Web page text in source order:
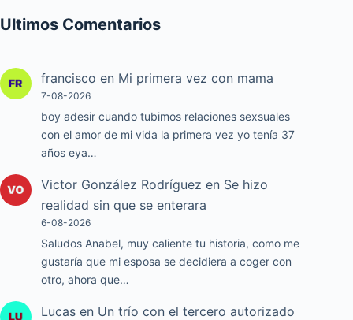
Ultimos Comentarios
francisco en Mi primera vez con mama
7-08-2026
boy adesir cuando tubimos relaciones sexsuales
con el amor de mi vida la primera vez yo tenía 37
años eya…
Victor González Rodríguez en Se hizo
realidad sin que se enterara
6-08-2026
Saludos Anabel, muy caliente tu historia, como me
gustaría que mi esposa se decidiera a coger con
otro, ahora que…
Lucas en Un trío con el tercero autorizado